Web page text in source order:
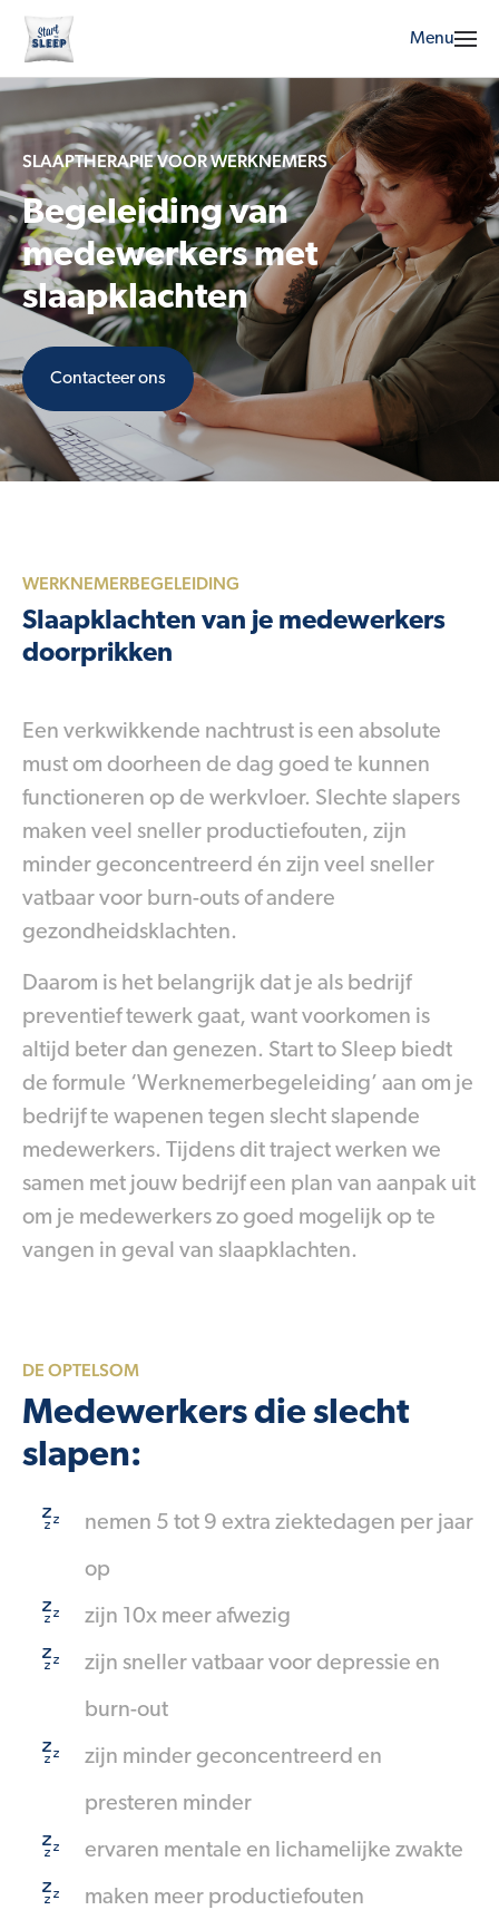
Menu
SLAAPTHERAPIE VOOR WERKNEMERS
Begeleiding van
medewerkers met
slaapklachten
Contacteer ons
WERKNEMERBEGELEIDING
Slaapklachten van je medewerkers
doorprikken
Een verkwikkende nachtrust is een absolute
must om doorheen de dag goed te kunnen
functioneren op de werkvloer. Slechte slapers
maken veel sneller productiefouten, zijn
minder geconcentreerd én zijn veel sneller
vatbaar voor burn-outs of andere
gezondheidsklachten.
Daarom is het belangrijk dat je als bedrijf
preventief tewerk gaat, want voorkomen is
altijd beter dan genezen. Start to Sleep biedt
de formule ‘Werknemerbegeleiding’ aan om je
bedrijf te wapenen tegen slecht slapende
medewerkers. Tijdens dit traject werken we
samen met jouw bedrijf een plan van aanpak uit
om je medewerkers zo goed mogelijk op te
vangen in geval van slaapklachten.
DE OPTELSOM
Medewerkers die slecht
slapen:
nemen 5 tot 9 extra ziektedagen per jaar
op
zijn 10x meer afwezig
zijn sneller vatbaar voor depressie en
burn-out
zijn minder geconcentreerd en
presteren minder
ervaren mentale en lichamelijke zwakte
maken meer productiefouten